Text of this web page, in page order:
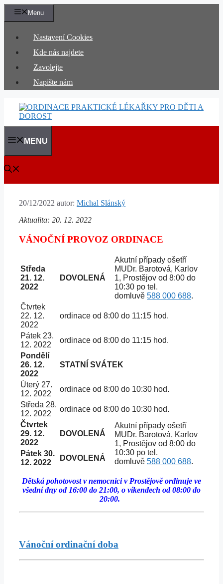
Přeskočit
Menu
Nastavení Cookies
Kde nás najdete
Zavolejte
Napište nám
MENU
20/12/2022 autor: Michal Slánský
Aktualita: 20. 12. 2022
VÁNOČNÍ PROVOZ ORDINACE
Středa
21. 12.
2022
DOVOLENÁ
Akutní případy ošetří
MUDr. Barotová, Karlov
1, Prostějov od 8:00 do
10:30 po tel.
domluvě 588 000 688.
Čtvrtek
22. 12.
2022
ordinace od 8:00 do 11:15 hod.
Pátek 23.
12. 2022
ordinace od 8:00 do 11:15 hod.
Pondělí
26. 12.
2022
STATNÍ SVÁTEK
Úterý 27.
12. 2022
ordinace od 8:00 do 10:30 hod.
Středa 28.
12. 2022
ordinace od 8:00 do 10:30 hod.
Čtvrtek
29. 12.
2022
DOVOLENÁ
Akutní případy ošetří
MUDr. Barotová, Karlov
1, Prostějov od 8:00 do
10:30 po tel.
domluvě 588 000 688.
Pátek 30.
12. 2022
DOVOLENÁ
Dětská pohotovost v nemocnici v Prostějově ordinuje ve
všední dny od 16:00 do 21:00, o víkendech od 08:00 do
20:00.
Vánoční ordinační doba